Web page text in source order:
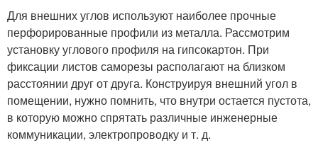
Для внешних углов используют наиболее прочные
перфорированные профили из металла. Рассмотрим
установку углового профиля на гипсокартон. При
фиксации листов саморезы располагают на близком
расстоянии друг от друга. Конструируя внешний угол в
помещении, нужно помнить, что внутри остается пустота,
в которую можно спрятать различные инженерные
коммуникации, электропроводку и т. д.